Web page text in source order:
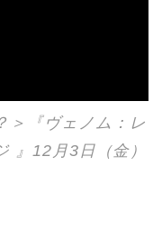
＞『ヴェノム：レ
』12月3日（金）